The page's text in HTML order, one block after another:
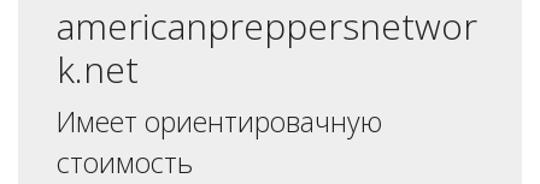
americanpreppersnetwor
k.net
Имеет ориентировачную
стоимость